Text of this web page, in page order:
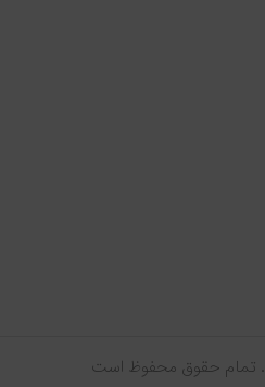
. تمام حقوق محفوظ است